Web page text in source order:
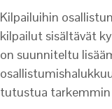
Kilpailuihin
kilpailut sisältävät
on suunniteltu
tutustua tarkemmin